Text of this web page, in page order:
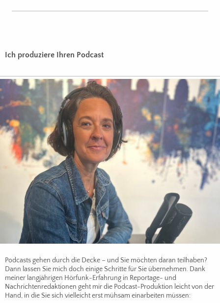
Ich produziere Ihren Podcast
Podcasts gehen durch die Decke – und Sie möchten daran teilhaben?
Dann lassen Sie mich doch einige Schritte für Sie übernehmen. Dank
meiner langjährigen Hörfunk-Erfahrung in Reportage- und
Nachrichtenredaktionen geht mir die Podcast-Produktion leicht von der
Hand, in die Sie sich vielleicht erst mühsam einarbeiten müssen: